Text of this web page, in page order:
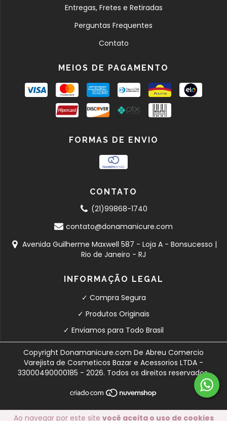
Ao navegar por este site você aceita o uso de cookies
Entregas, Fretes e Retiradas
Perguntas Frequentes
Contato
MEIOS DE PAGAMENTO
FORMAS DE ENVIO
CONTATO
(21)99868-1740
contato@donamanicure.com
Avenida Guilherme Maxwell 587 - Loja A - Bonsucesso |
Rio de Janeiro - RJ
INFORMAÇÃO LEGAL
✓ Compra Segura
✓ Produtos Originais
✓ Enviamos para Todo Brasil
Copyright Donamanicure.com De Abreu Comercio
Varejista de Cosmeticos Bazar e Acessorios LTDA -
33000490000185 - 2026. Todos os direitos reservados.